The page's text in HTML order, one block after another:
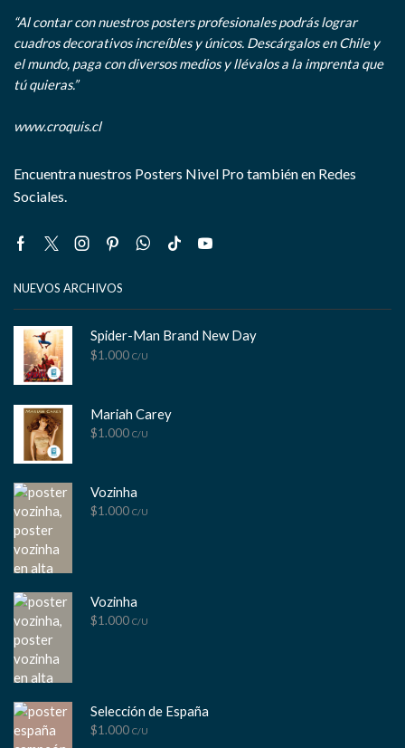
“Al contar con nuestros posters profesionales podrás lograr
cuadros decorativos increíbles y únicos. Descárgalos en Chile y
el mundo, paga con diversos medios y llévalos a la imprenta que
tú quieras.”
www.croquis.cl
Encuentra nuestros Posters Nivel Pro también en Redes
Sociales.
Facebook
TwitterInstagram
PinterestWhatsapp
Tik- Youtube
NUEVOS ARCHIVOS
Spider-Man Brand New Day
$1.000 C/U
Mariah Carey
$1.000 C/U
Vozinha
$1.000 C/U
Vozinha
$1.000 C/U
Selección de España
$1.000 C/U